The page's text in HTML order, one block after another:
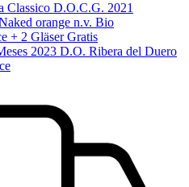
Classico D.O.C.G. 2021
orange n.v. Bio
+ 2 Gläser Gratis
2023 D.O. Ribera del Duero